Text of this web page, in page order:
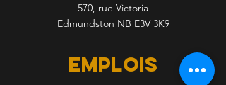
570, rue Victoria
Edmundston NB E3V 3K9
emplois